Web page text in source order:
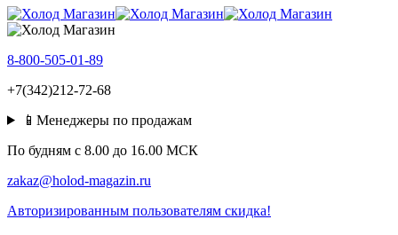
8-800-505-01-89
+7(342)212-72-68
📱Менеджеры по продажам
По будням c 8.00 до 16.00 МСК
zakaz@holod-magazin.ru
Авторизированным пользователям скидка!